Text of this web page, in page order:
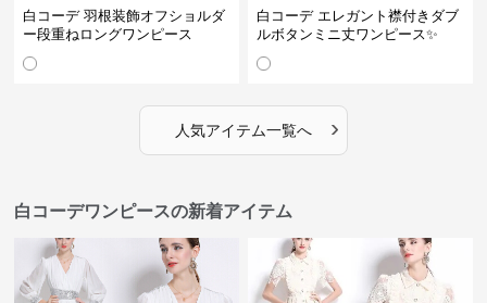
白コーデ 羽根装飾オフショルダ
ー段重ねロングワンピース
白コーデ エレガント襟付きダブ
ルボタンミニ丈ワンピース✨
人気アイテム一覧へ ›
白コーデワンピースの新着アイテム